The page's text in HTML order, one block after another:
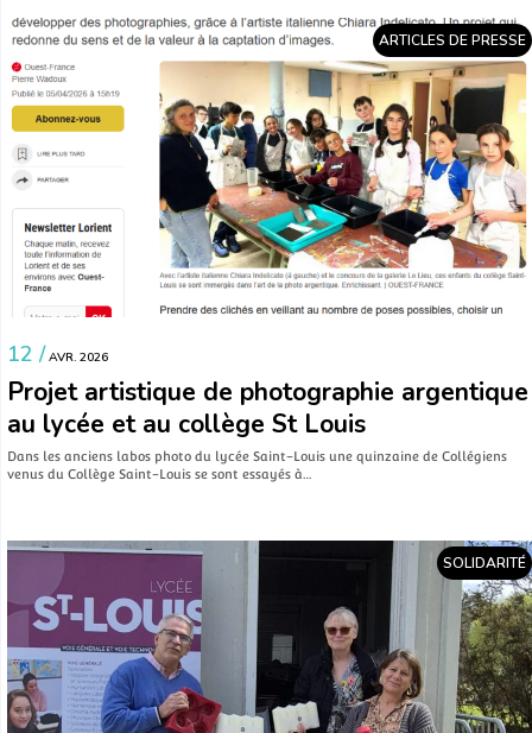
ARTICLES DE PRESSE
12 / AVR. 2026
Projet artistique de photographie argentique
au lycée et au collège St Louis
Dans les anciens labos photo du lycée Saint-Louis une quinzaine de Collégiens
venus du Collège Saint-Louis se sont essayés à…
SOLIDARITÉ